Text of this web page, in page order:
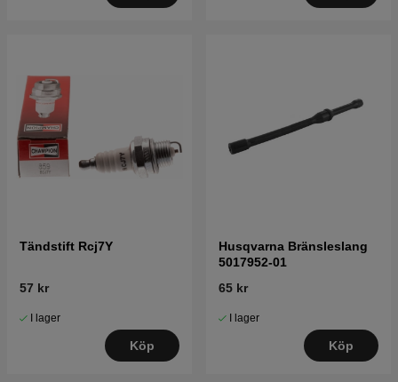
Tändstift Rcj7Y
57 kr
I lager
Köp
Husqvarna Bränsleslang
5017952-01
65 kr
I lager
Köp